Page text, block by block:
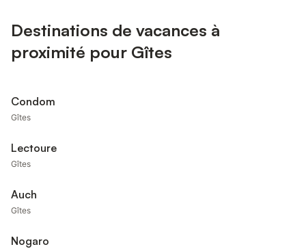
Destinations de vacances à
proximité pour Gîtes
Condom
Gîtes
Lectoure
Gîtes
Auch
Gîtes
Nogaro